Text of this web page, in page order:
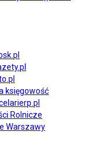
księgowość
Rolnicze
Warszawy